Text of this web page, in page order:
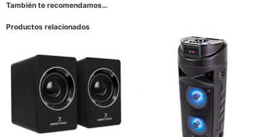
También te recomendamos…
Productos relacionados